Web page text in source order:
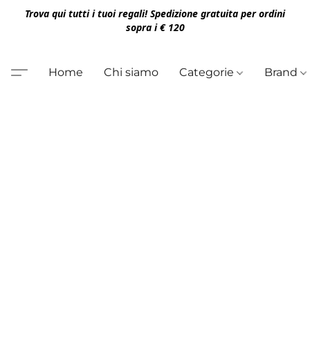
Trova qui tutti i tuoi regali! Spedizione gratuita per ordini
sopra i € 120
Home Chi siamo Categorie Brand